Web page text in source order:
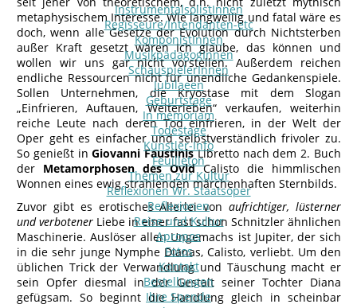
InstrumentalsolistInnen
Regisseure/Intendanten-etc
KomponistInnen
MusikpädagogInnen
SchauspielerInnen
Jubilaeen
Geburtstage
In memoriam
Todestage
Künstler-Info
Feuilleton
Themen zur Kultur
Reflexionen Wr. Staatsoper
Reflexionen
Reise und Kultur
Apropos
Fotos
Kontakt
Bestellungen
Ihre Spende
metaphysischem Interesse. Wie langweilig und fatal wäre es
doch, wenn alle Gesetze der Evolution durch Nichtsterben
außer Kraft gesetzt wären Ich glaube, das können und
wollen wir uns gar nicht vorstellen. Außerdem reichen
endliche Ressourcen nicht für unendliche Gedankenspiele.
Sollen Unternehmen, die Kryostase mit dem Slogan
„Einfrieren, Auftauen, Weiterleben“ verkaufen, weiterhin
reiche Leute nach deren Tod einfrieren, in der Welt der
Oper geht es einfacher und selbstverständlich frivoler zu.
So genießt inGiovanni FaustinisLibretto nach dem 2. Buch
der Metamorphosen des OvidCalisto die himmlischen
Wonnen eines ewig strahlenden märchenhaften Sternbilds.
Zuvor gibt es erotisches Allerlei vonaufrichtiger, lüsterner
und verbotener Liebe in einer fast schon Schnitzler ähnlichen
Maschinerie. Auslöser allen Ungemachs ist Jupiter, der sich
in die sehr junge Nymphe Dianas, Calisto, verliebt. Um den
üblichen Trick der Verwandlung und Täuschung macht er
sein Opfer diesmal in der Gestalt seiner Tochter Diana
gefügsam. So beginnt die Handlung gleich in scheinbar